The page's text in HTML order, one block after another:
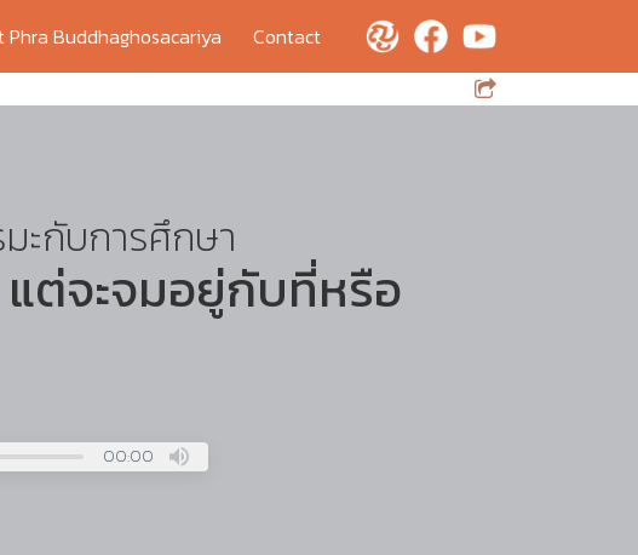
Phra Buddhaghosacariya
Contact
ะกับการศึกษา
ต่จะจมอยู่กับที่หรือ
00:00